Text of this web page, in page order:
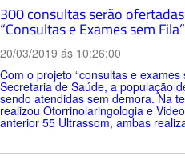
300 consultas serão
“Consultas e Exames sem
20/03/2019 ás 10:26:00
Com o projeto “consultas e
Secretaria de Saúde, a população
sendo atendidas sem demora. Na
realizou Otorrinolaringologia e
anterior 55 Ultrassom, ambas